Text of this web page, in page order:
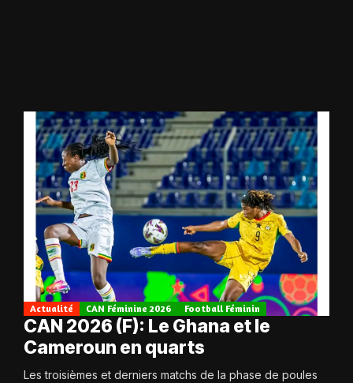
Actualité CAN Féminine 2026 Football Féminin
CAN 2026 (F): Le Ghana et le
Cameroun en quarts
Les troisièmes et derniers matchs de la phase de poules